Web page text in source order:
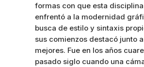
formas con que esta
enfrentó a la modernidad
busca de estilo y sintaxis
sus comienzos destacó junto
mejores. Fue en los años
pasado siglo cuando una